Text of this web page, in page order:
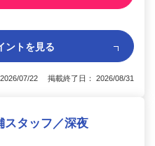
ントを見る
07/22 掲載終了日： 2026/08/31
スタッフ／深夜